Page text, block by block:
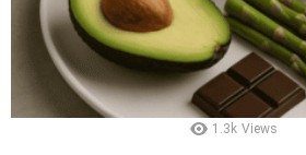
1.3k Views